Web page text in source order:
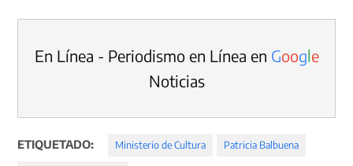
En Línea - Periodismo en Línea en Google
Noticias
ETIQUETADO: Ministerio de Cultura Patricia Balbuena